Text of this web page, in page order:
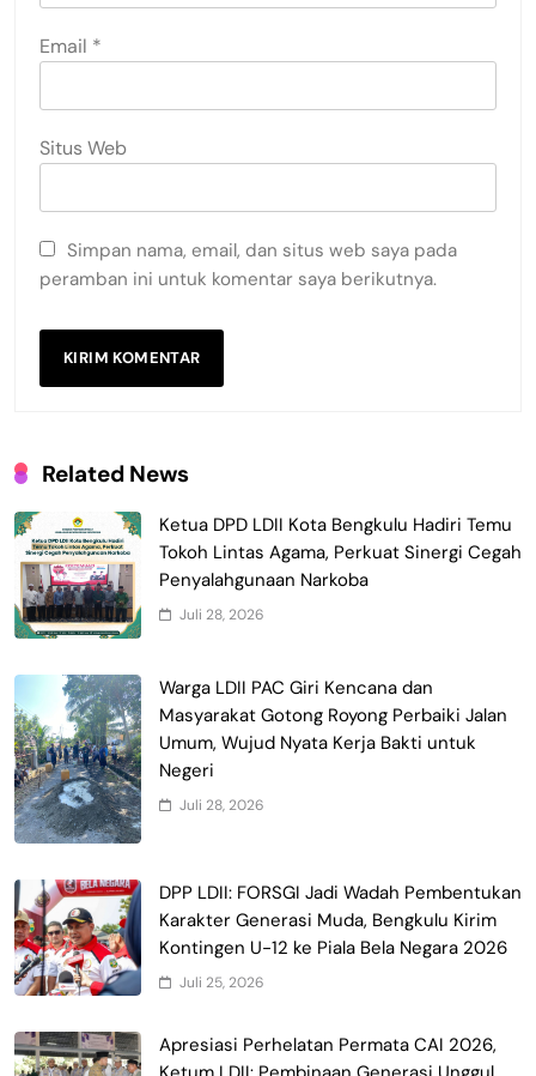
Email *
Situs Web
Simpan nama, email, dan situs web saya pada
peramban ini untuk komentar saya berikutnya.
Related News
Ketua DPD LDII Kota Bengkulu Hadiri Temu
Tokoh Lintas Agama, Perkuat Sinergi Cegah
Penyalahgunaan Narkoba
Juli 28, 2026
Warga LDII PAC Giri Kencana dan
Masyarakat Gotong Royong Perbaiki Jalan
Umum, Wujud Nyata Kerja Bakti untuk
Negeri
Juli 28, 2026
DPP LDII: FORSGI Jadi Wadah Pembentukan
Karakter Generasi Muda, Bengkulu Kirim
Kontingen U-12 ke Piala Bela Negara 2026
Juli 25, 2026
Apresiasi Perhelatan Permata CAI 2026,